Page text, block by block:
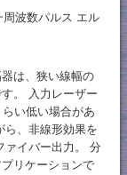
周波数パルス エル
は、狭い線幅の
。 入力レーザー
い低い場合があ
ら、非線形効果を
ァイバー出力。 分
リケーションで